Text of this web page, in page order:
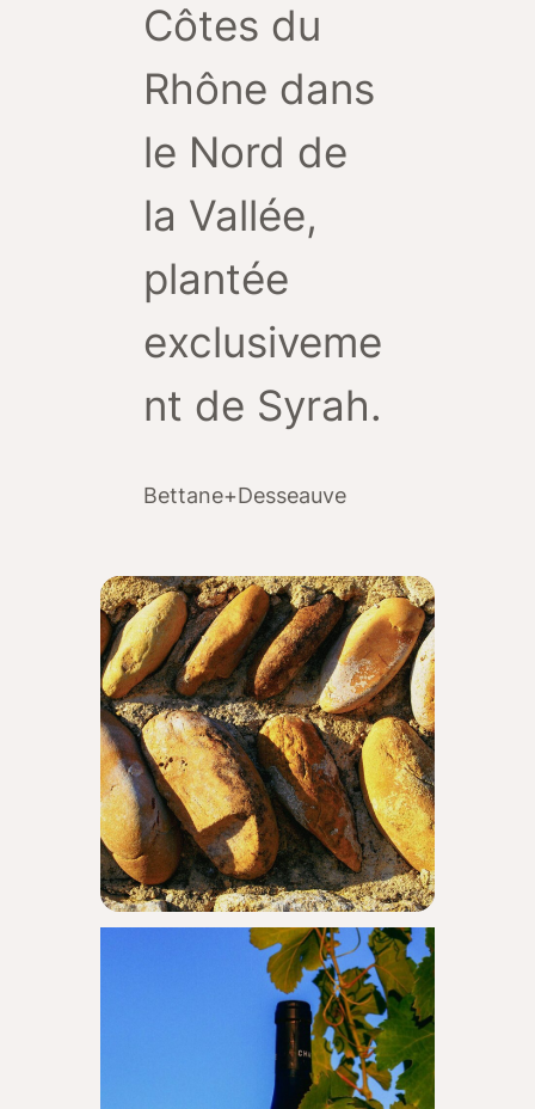
Côtes du
Rhône dans
le Nord de
la Vallée,
plantée
exclusiveme
nt de Syrah.
Bettane+Desseauve